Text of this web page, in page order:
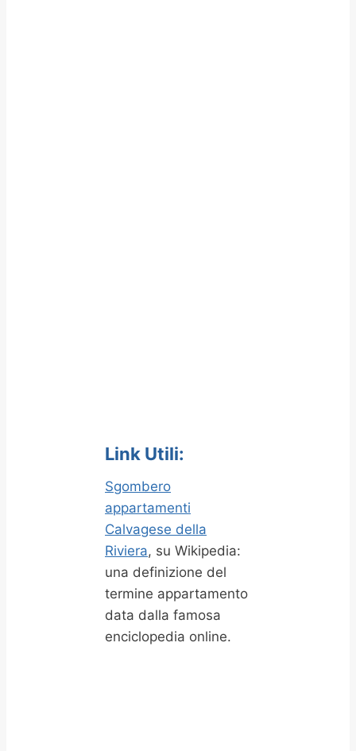
Link Utili:
Sgombero
appartamenti
Calvagese della
Riviera, su Wikipedia:
una definizione del
termine appartamento
data dalla famosa
enciclopedia online.